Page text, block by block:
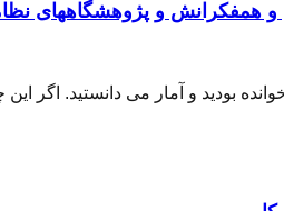
و همفکرانش و پژوهشگاههای
بودید و آمار می دانستید. اگر